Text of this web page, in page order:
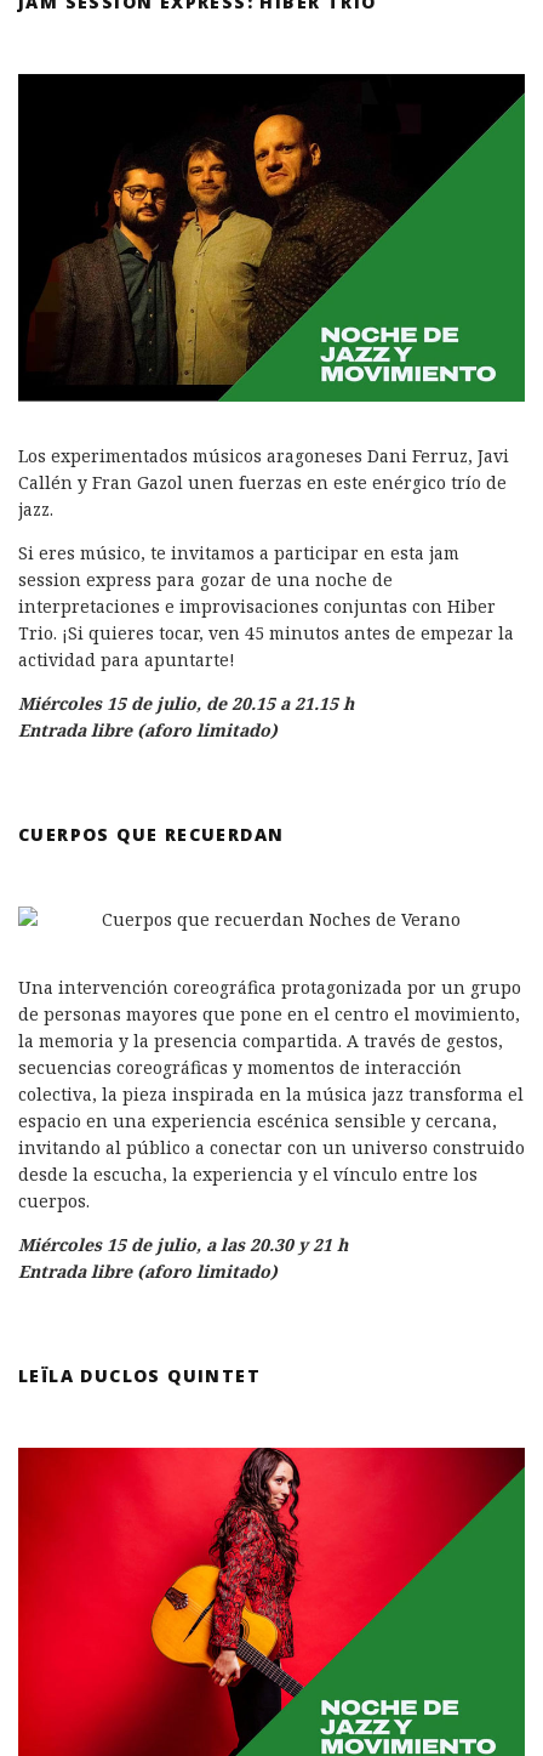
Los experimentados músicos aragoneses Dani Ferruz, Javi
Callén y Fran Gazol unen fuerzas en este enérgico trío de
jazz.
Si eres músico, te invitamos a participar en esta jam
session express para gozar de una noche de
interpretaciones e improvisaciones conjuntas con Hiber
Trio. ¡Si quieres tocar, ven 45 minutos antes de empezar la
actividad para apuntarte!
Miércoles 15 de julio, de 20.15 a 21.15 h
Entrada libre (aforo limitado)
CUERPOS QUE RECUERDAN
Una intervención coreográfica protagonizada por un grupo
de personas mayores que pone en el centro el movimiento,
la memoria y la presencia compartida. A través de gestos,
secuencias coreográficas y momentos de interacción
colectiva, la pieza inspirada en la música jazz transforma el
espacio en una experiencia escénica sensible y cercana,
invitando al público a conectar con un universo construido
desde la escucha, la experiencia y el vínculo entre los
cuerpos.
Miércoles 15 de julio, a las 20.30 y 21 h
Entrada libre (aforo limitado)
LEÏLA DUCLOS QUINTET